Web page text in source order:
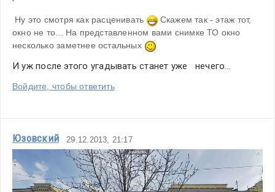
Ну это смотря как расценивать
Скажем так - этаж тот,
окно не то... На представленном вами снимке ТО окно
несколько заметнее остальных
И уж после этого угадывать станет уже   нечего...
Войдите, чтобы ответить
Юзовский 29.12.2013, 21:17